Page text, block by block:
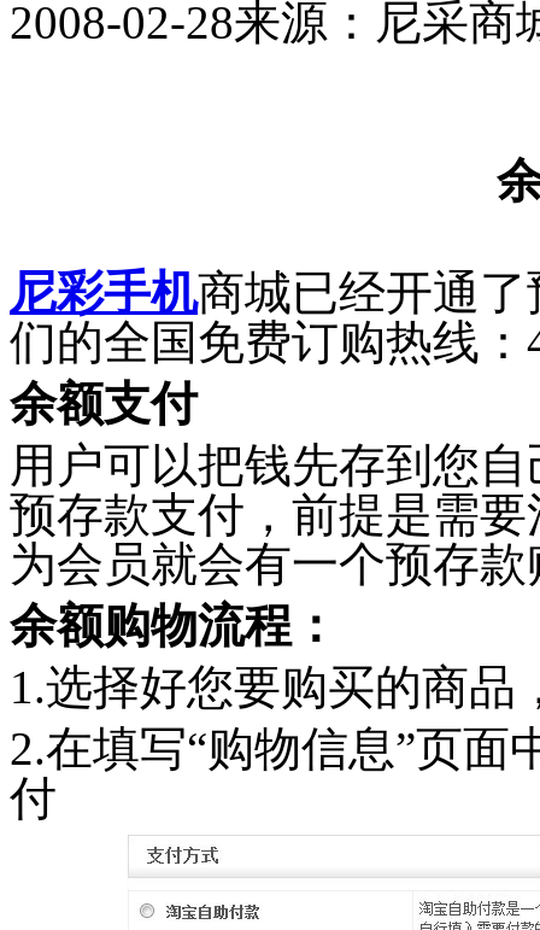
2008-02-28来源：尼采商
尼彩手机商城已经开通
们的全国免费订购热线：
余额支付
用户可以把钱先存到您
预存款支付，前提是需
为会员就会有一个预存
余额购物流程：
1.选择好您要购买的商品
2.在填写“购物信息”页面
付